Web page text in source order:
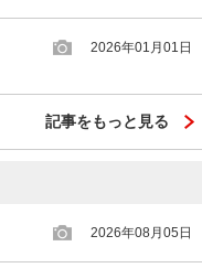
2026年01月01日
記事をもっと見る
2026年08月05日